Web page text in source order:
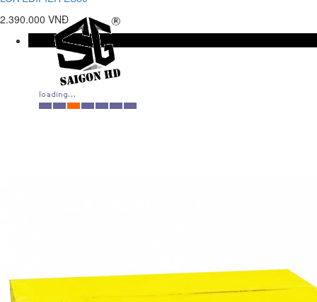
2.390.000 VNĐ